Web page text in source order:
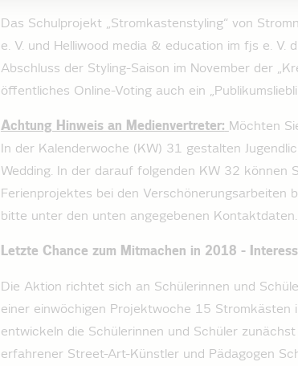
Das Schulprojekt „Stromkastenstyling“ von
e. V. und Helliwood media & education im fjs e. V.
Abschluss der Styling-Saison im November der
öffentliches Online-Voting auch ein
Achtung Hinweis an Medienvertreter: Möchten
In der Kalenderwoche (KW) 31 gestalten
Wedding. In der darauf folgenden KW 32 können
Ferienprojektes bei den Verschönerungsarbeiten
bitte unter den unten angegebenen Kontaktdaten.
Letzte Chance zum Mitmachen in 2018 -
Die Aktion richtet sich an Schülerinnen und
einer einwöchigen Projektwoche 15
entwickeln die Schülerinnen und Schüler
erfahrener Street-Art-Künstler und Pädagogen